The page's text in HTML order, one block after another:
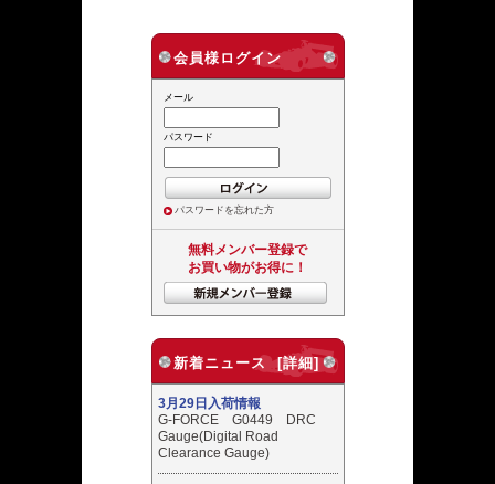
会員様ログイン
メール
パスワード
パスワードを忘れた方
無料メンバー登録で
お買い物がお得に！
新着ニュース [詳細]
3月29日入荷情報
G-FORCE G0449 DRC
Gauge(Digital Road
Clearance Gauge)